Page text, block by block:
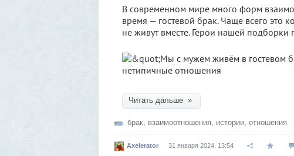
В современном мире много форм
время — гостевой брак. Чаще всего это
не живут вместе. Герои нашей
Читать дальше »
брак, взаимоотношения, истории, отношения
Axelerator 31 января 2024, 13:54